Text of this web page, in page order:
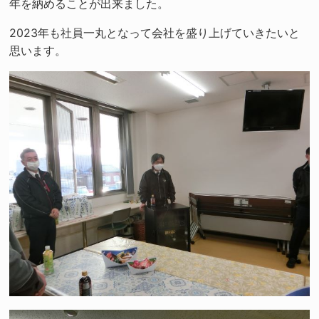
年を納めることが出来ました。
2023年も社員一丸となって会社を盛り上げていきたいと
思います。